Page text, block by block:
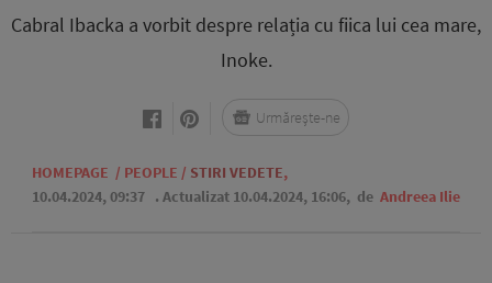
Cabral Ibacka a vorbit despre relația cu fiica lui cea mare,
Inoke.
HOMEPAGE / PEOPLE / STIRI VEDETE,
10.04.2024, 09:37 . Actualizat 10.04.2024, 16:06, de Andreea Ilie
Urmărește-ne